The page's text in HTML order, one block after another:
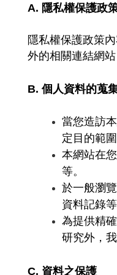
A. 隱私權保護政
隱私權保護政策
外的相關連結網
B. 個人資料的蒐
當您造訪
定目的範
本網站在
等。
於一般瀏
資料記錄
為提供精
研究外，
C. 資料之保護